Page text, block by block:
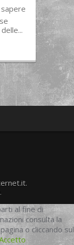
al fine di
consulta la
o cliccando sul